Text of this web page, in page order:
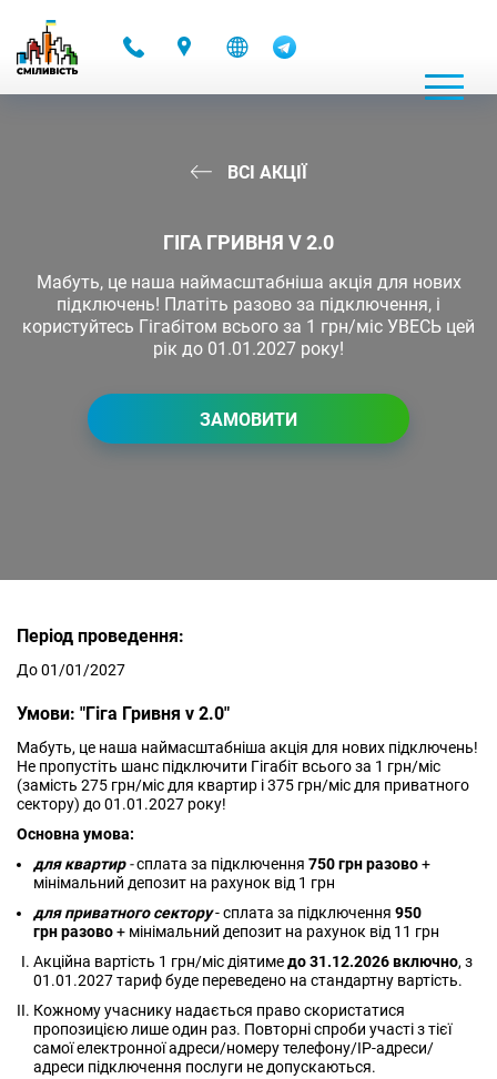
ВСІ АКЦІЇ
ГІГА ГРИВНЯ V 2.0
Мабуть, це наша наймасштабніша акція для нових
підключень! Платіть разово за підключення, і
користуйтесь Гігабітом всього за 1 грн/міс УВЕСЬ цей
рік до 01.01.2027 року!
ЗАМОВИТИ
Період проведення:
До 01/01/2027
Умови: "Гіга Гривня v 2.0"
Мабуть, це наша наймасштабніша акція для нових підключень!
Не пропустіть шанс підключити Гігабіт всього за 1 грн/міс
(замість 275 грн/міс для квартир і 375 грн/міс для приватного
сектору) до 01.01.2027 року!
Основна умова:
для квартир-сплата за підключення 750 грн разово+
мінімальний депозит на рахунок від 1 грн
для приватного сектору- сплата за підключення 950
грн разово+ мінімальний депозит на рахунок від 11 грн
Акційна вартість 1 грн/міс діятимедо 31.12.2026 включно, з
01.01.2027 тариф буде переведено на стандартну вартість.
Кожному учаснику надається право скористатися
пропозицією лише один раз. Повторні спроби участі з тієї
самої електронної адреси/номеру телефону/IP-адреси/
адреси підключення послуги не допускаються.